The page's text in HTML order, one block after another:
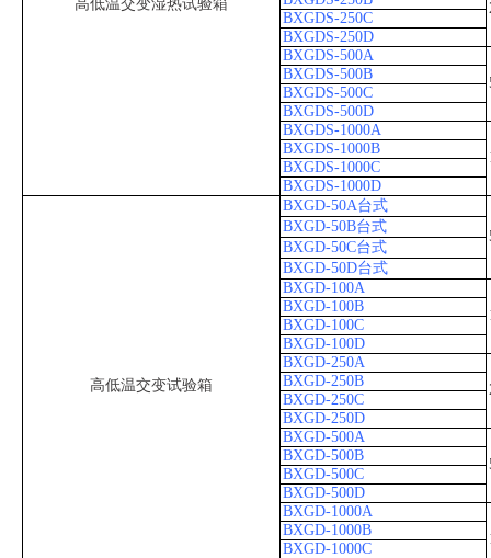
高低温交变湿热试验箱
BXGDS-250C
BXGDS-250D
BXGDS-500A
BXGDS-500B
BXGDS-500C
BXGDS-500D
BXGDS-1000A
BXGDS-1000B
BXGDS-1000C
BXGDS-1000D
高低温交变试验箱
BXGD-50A台式
BXGD-50B台式
BXGD-50C台式
BXGD-50D台式
BXGD-100A
BXGD-100B
BXGD-100C
BXGD-100D
BXGD-250A
BXGD-250B
BXGD-250C
BXGD-250D
BXGD-500A
BXGD-500B
BXGD-500C
BXGD-500D
BXGD-1000A
BXGD-1000B
BXGD-1000C